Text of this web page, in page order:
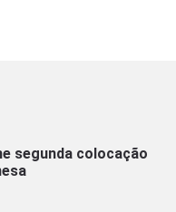
segunda colocação